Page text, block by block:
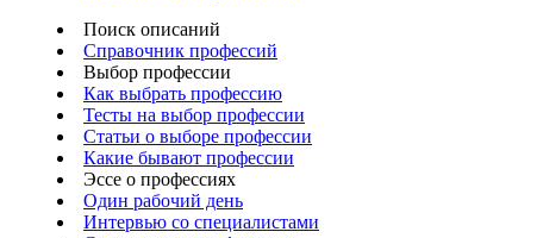
Поиск описаний
Справочник профессий
Выбор профессии
Как выбрать профессию
Тесты на выбор профессии
Статьи о выборе профессии
Какие бывают профессии
Эссе о профессиях
Один рабочий день
Интервью со специалистами